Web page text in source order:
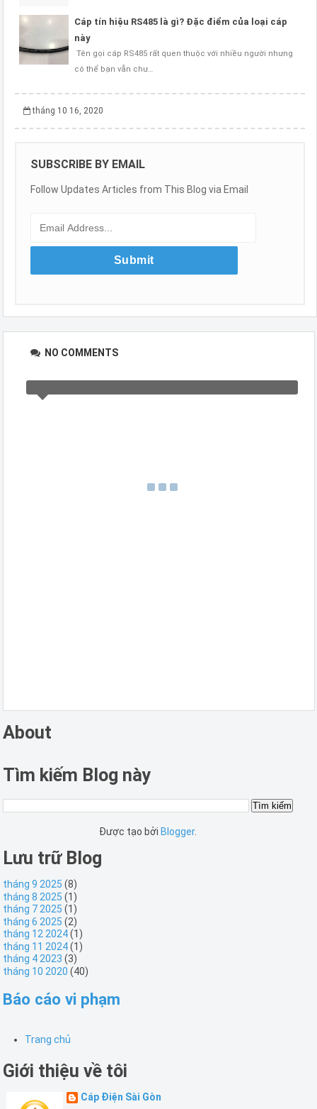
Cáp tín hiệu RS485 là gì? Đặc điểm của loại cáp
này
Tên gọi cáp RS485 rất quen thuộc với nhiều người nhưng
có thể bạn vẫn chư…
tháng 10 16, 2020
SUBSCRIBE BY EMAIL
Follow Updates Articles from This Blog via Email
NO COMMENTS
About
Tìm kiếm Blog này
Được tạo bởi Blogger.
Lưu trữ Blog
tháng 9 2025 (8)
tháng 8 2025 (1)
tháng 7 2025 (1)
tháng 6 2025 (2)
tháng 12 2024(1)
tháng 11 2024(1)
tháng 4 2023 (3)
tháng 10 2020 (40)
Báo cáo vi phạm
Trang chủ
Giới thiệu về tôi
Cáp Điện Sài Gòn